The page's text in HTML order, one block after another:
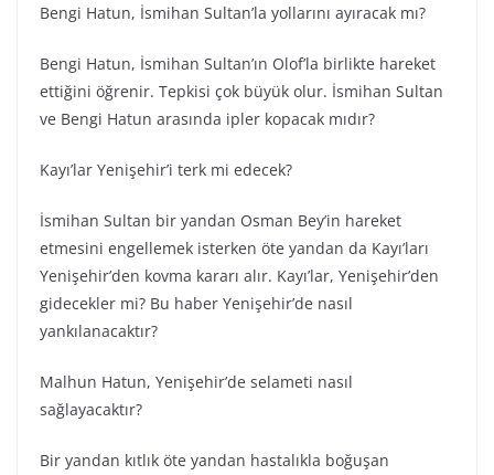
Bengi Hatun, İsmihan Sultan’la yollarını ayıracak mı?
Bengi Hatun, İsmihan Sultan’ın Olof’la birlikte hareket
ettiğini öğrenir. Tepkisi çok büyük olur. İsmihan Sultan
ve Bengi Hatun arasında ipler kopacak mıdır?
Kayı’lar Yenişehir’i terk mi edecek?
İsmihan Sultan bir yandan Osman Bey’in hareket
etmesini engellemek isterken öte yandan da Kayı’ları
Yenişehir’den kovma kararı alır. Kayı’lar, Yenişehir’den
gidecekler mi? Bu haber Yenişehir’de nasıl
yankılanacaktır?
Malhun Hatun, Yenişehir’de selameti nasıl
sağlayacaktır?
Bir yandan kıtlık öte yandan hastalıkla boğuşan